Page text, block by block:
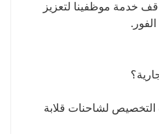
خدمة موظفينا لتعزيز
لشاحنات قلابة